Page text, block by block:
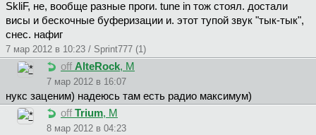
SkliF, не, вообще разные проги. tune in тож стоял. достали
висы и бескочные буферизации и. этот тупой звук "тык-тык",
снес. нафиг
7 мар 2012 в 10:23 / Sprint777 (1)
off AlteRock, М
7 мар 2012 в 16:07
нукс заценим) надеюсь там есть радио максимум)
off Trium, М
8 мар 2012 в 04:23